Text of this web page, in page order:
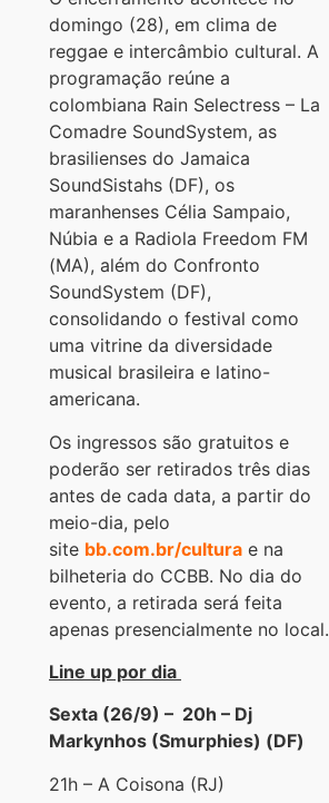
domingo (28), em clima de
reggae e intercâmbio cultural. A
programação reúne a
colombiana Rain Selectress – La
Comadre SoundSystem, as
brasilienses do Jamaica
SoundSistahs (DF), os
maranhenses Célia Sampaio,
Núbia e a Radiola Freedom FM
(MA), além do Confronto
SoundSystem (DF),
consolidando o festival como
uma vitrine da diversidade
musical brasileira e latino-
americana.
Os ingressos são gratuitos e
poderão ser retirados três dias
antes de cada data, a partir do
meio-dia, pelo
site bb.com.br/cultura e na
bilheteria do CCBB. No dia do
evento, a retirada será feita
apenas presencialmente no local.
Line up por dia
Sexta (26/9) – 20h – Dj
Markynhos (Smurphies) (DF)
21h – A Coisona (RJ)